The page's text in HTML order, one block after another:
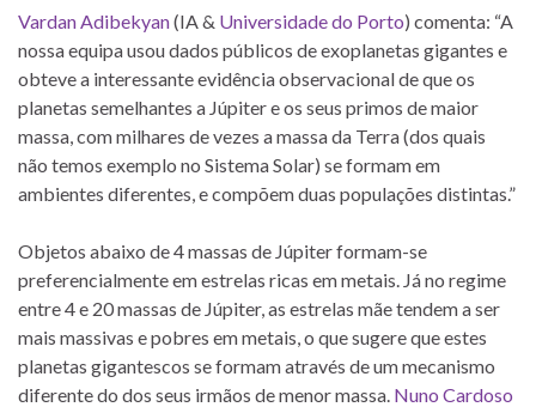
Vardan Adibekyan(IA & Universidade do Porto) comenta: “A
nossa equipa usou dados públicos de exoplanetas gigantes e
obteve a interessante evidência observacional de que os
planetas semelhantes a Júpiter e os seus primos de maior
massa, com milhares de vezes a massa da Terra (dos quais
não temos exemplo no Sistema Solar) se formam em
ambientes diferentes, e compõem duas populações distintas.”
Objetos abaixo de 4 massas de Júpiter formam-se
preferencialmente em estrelas ricas em metais. Já no regime
entre 4 e 20 massas de Júpiter, as estrelas mãe tendem a ser
mais massivas e pobres em metais, o que sugere que estes
planetas gigantescos se formam através de um mecanismo
diferente do dos seus irmãos de menor massa. Nuno Cardoso